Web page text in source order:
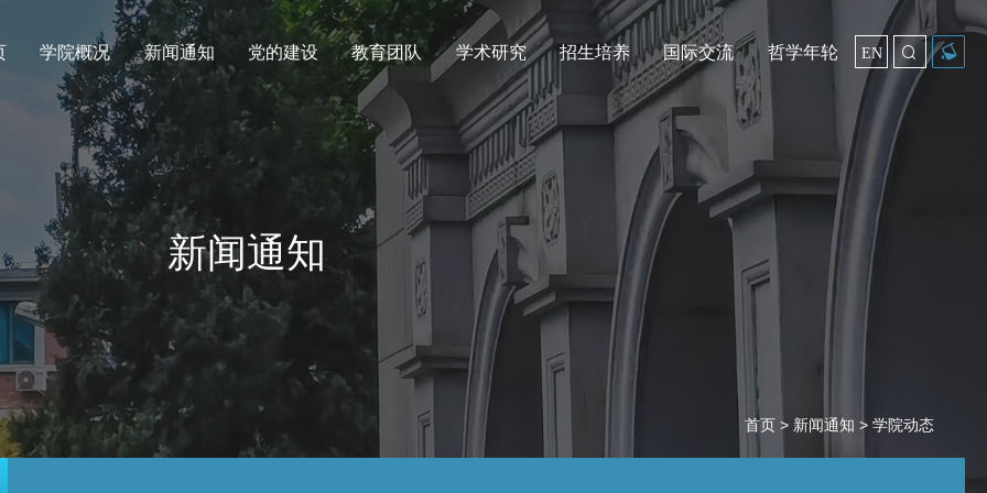
EN 
学院概况 新闻通知 党的建设 教育团队 学术研究 招生培养 国际交流 哲学年轮
新闻通知
首页 > 新闻通知 > 学院动态